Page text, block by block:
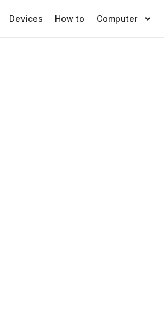
Devices How to Computer